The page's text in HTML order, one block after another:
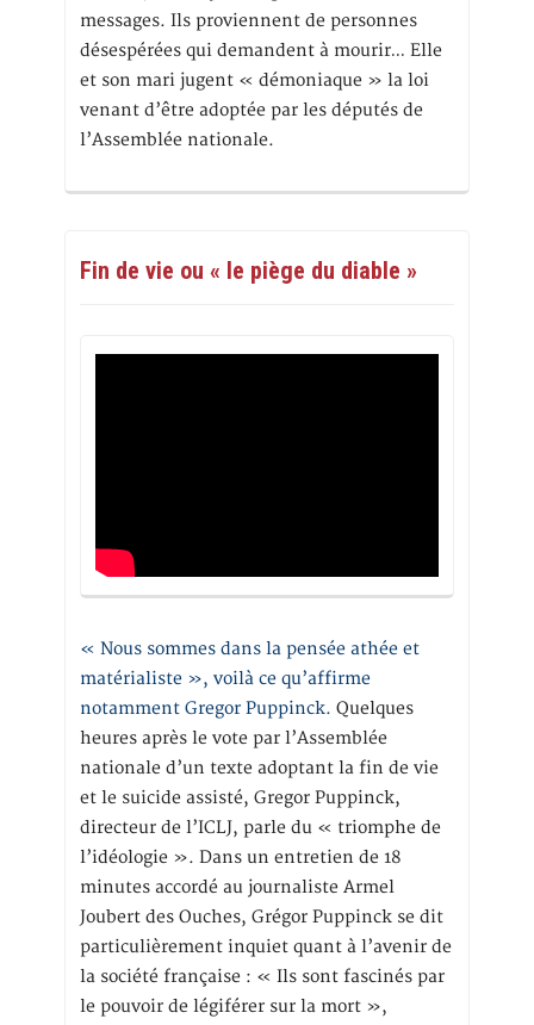
messages. Ils proviennent de personnes
désespérées qui demandent à mourir… Elle
et son mari jugent « démoniaque » la loi
venant d’être adoptée par les députés de
l’Assemblée nationale.
Fin de vie ou « le piège du diable »
« Nous sommes dans la pensée athée et
matérialiste », voilà ce qu’affirme
notamment Gregor Puppinck. Quelques
heures après le vote par l’Assemblée
nationale d’un texte adoptant la fin de vie
et le suicide assisté, Gregor Puppinck,
directeur de l’ICLJ, parle du « triomphe de
l’idéologie ». Dans un entretien de 18
minutes accordé au journaliste Armel
Joubert des Ouches, Grégor Puppinck se dit
particulièrement inquiet quant à l’avenir de
la société française : « Ils sont fascinés par
le pouvoir de légiférer sur la mort »,